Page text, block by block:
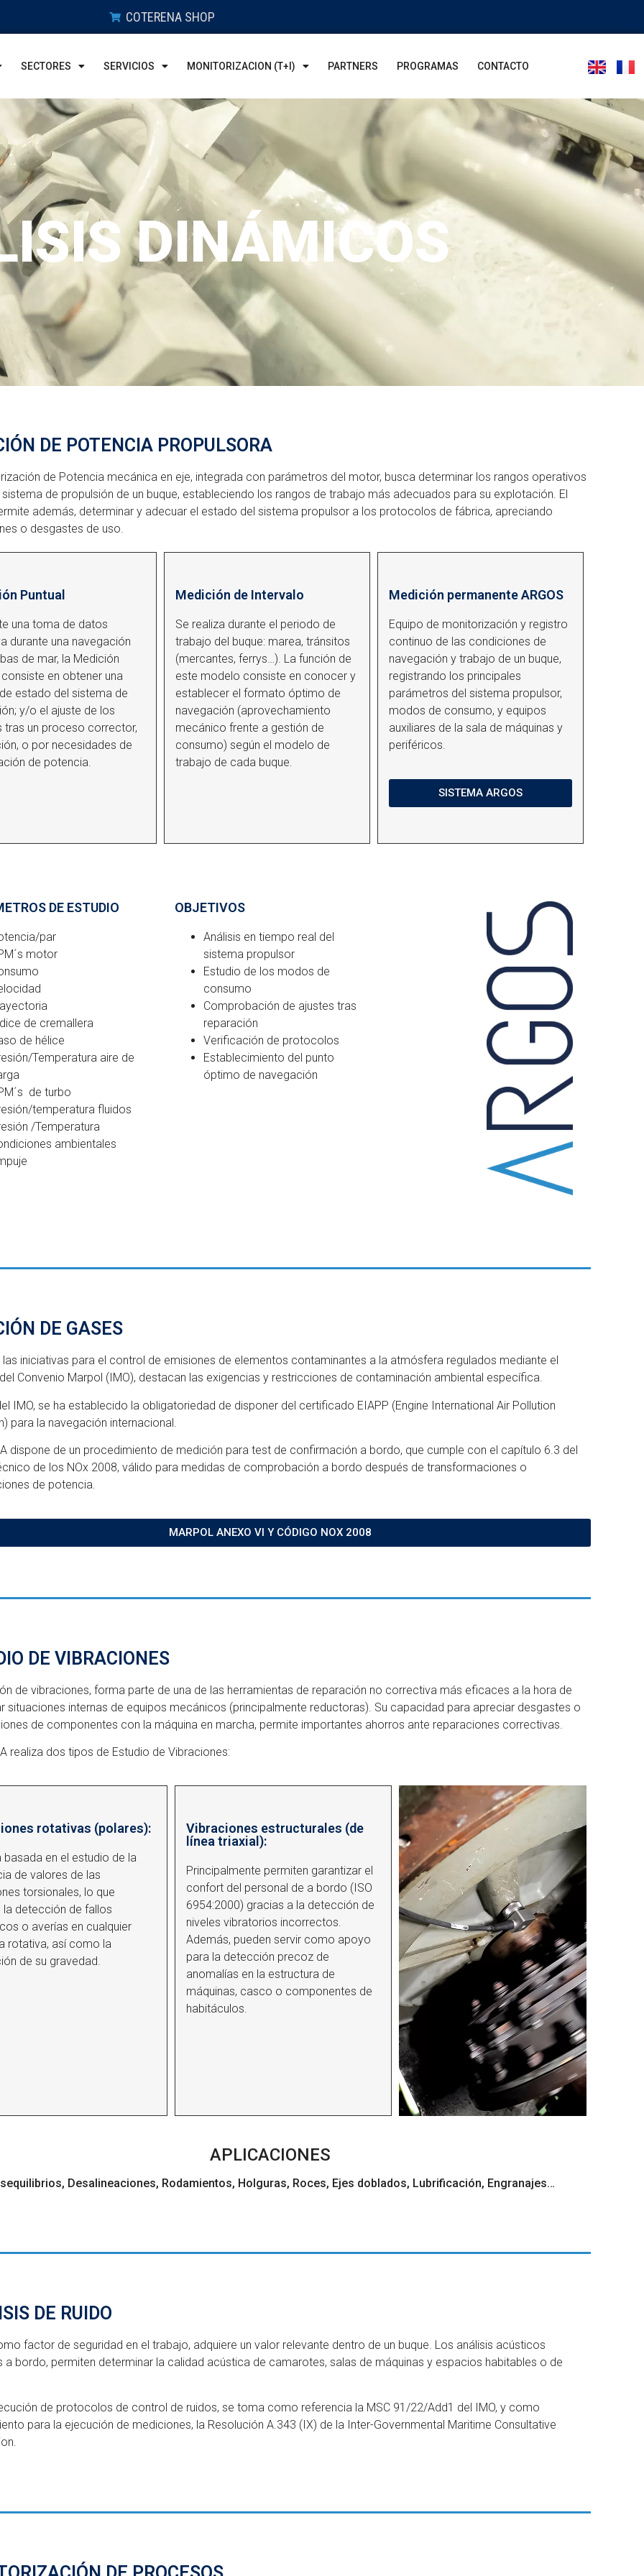
COTERENA SHOP
SECTORES SERVICIOS MONITORIZACION (T+I) PARTNERS PROGRAMAS CONTACTO
DINÁMICOS
DE POTENCIA PROPULSORA
de Potencia mecánica en eje, integrada con parámetros del motor, busca determinar los rangos operativos
sistema de propulsión de un buque, estableciendo los rangos de trabajo más adecuados para su explotación. El
además, determinar y adecuar el estado del sistema propulsor a los protocolos de fábrica, apreciando
o desgastes de uso.
Puntual
una toma de datos
durante una navegación
de mar, la Medición
consiste en obtener una
estado del sistema de
y/o el ajuste de los
tras un proceso corrector,
o por necesidades de
de potencia.
Medición de Intervalo
Se realiza durante el periodo de
trabajo del buque: marea, tránsitos
(mercantes, ferrys…). La función de
este modelo consiste en conocer y
establecer el formato óptimo de
navegación (aprovechamiento
mecánico frente a gestión de
consumo) según el modelo de
trabajo de cada buque.
Medición permanente ARGOS
Equipo de monitorización y registro
continuo de las condiciones de
navegación y trabajo de un buque,
registrando los principales
parámetros del sistema propulsor,
modos de consumo, y equipos
auxiliares de la sala de máquinas y
periféricos.
SISTEMA ARGOS
DE ESTUDIO
par
motor
de cremallera
de hélice
Temperatura aire de
de turbo
temperatura fluidos
/Temperatura
ambientales
OBJETIVOS
Análisis en tiempo real del
sistema propulsor
Estudio de los modos de
consumo
Comprobación de ajustes tras
reparación
Verificación de protocolos
Establecimiento del punto
óptimo de navegación
DE GASES
las iniciativas para el control de emisiones de elementos contaminantes a la atmósfera regulados mediante el
Convenio Marpol (IMO), destacan las exigencias y restricciones de contaminación ambiental específica.
IMO, se ha establecido la obligatoriedad de disponer del certificado EIAPP (Engine International Air Pollution
para la navegación internacional.
dispone de un procedimiento de medición para test de confirmación a bordo, que cumple con el capítulo 6.3 del
de los NOx 2008, válido para medidas de comprobación a bordo después de transformaciones o
de potencia.
MARPOL ANEXO VI Y CÓDIGO NOX 2008
DE VIBRACIONES
de vibraciones, forma parte de una de las herramientas de reparación no correctiva más eficaces a la hora de
situaciones internas de equipos mecánicos (principalmente reductoras). Su capacidad para apreciar desgastes o
de componentes con la máquina en marcha, permite importantes ahorros ante reparaciones correctivas.
realiza dos tipos de Estudio de Vibraciones:
rotativas (polares):
basada en el estudio de la
de valores de las
torsionales, lo que
la detección de fallos
o averías en cualquier
rotativa, así como la
de su gravedad.
Vibraciones estructurales (de
línea triaxial):
Principalmente permiten garantizar el
confort del personal de a bordo (ISO
6954:2000) gracias a la detección de
niveles vibratorios incorrectos.
Además, pueden servir como apoyo
para la detección precoz de
anomalías en la estructura de
máquinas, casco o componentes de
habitáculos.
APLICACIONES
Desalineaciones, Rodamientos, Holguras, Roces, Ejes doblados, Lubrificación, Engranajes…
DE RUIDO
factor de seguridad en el trabajo, adquiere un valor relevante dentro de un buque. Los análisis acústicos
a bordo, permiten determinar la calidad acústica de camarotes, salas de máquinas y espacios habitables o de
de protocolos de control de ruidos, se toma como referencia la MSC 91/22/Add1 del IMO, y como
para la ejecución de mediciones, la Resolución A.343 (IX) de la Inter-Governmental Maritime Consultative